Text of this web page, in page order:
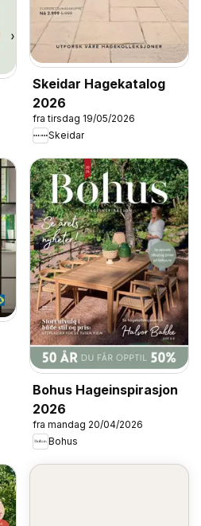
Skeidar Hagekatalog
2026
fra tirsdag 19/05/2026
Skeidar
Bohus Hageinspirasjon
2026
fra mandag 20/04/2026
Bohus